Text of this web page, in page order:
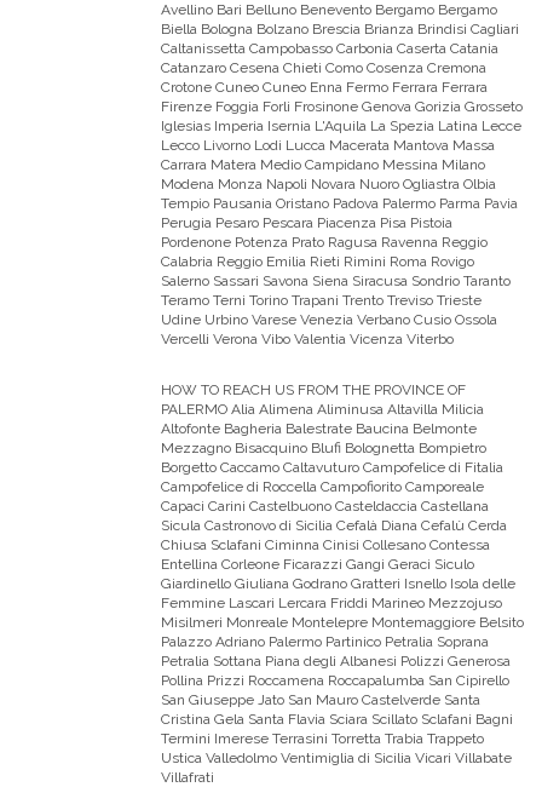
Avellino Bari Belluno Benevento Bergamo Bergamo
Biella Bologna Bolzano Brescia Brianza Brindisi Cagliari
Caltanissetta Campobasso Carbonia Caserta Catania
Catanzaro Cesena Chieti Como Cosenza Cremona
Crotone Cuneo Cuneo Enna Fermo Ferrara Ferrara
Firenze Foggia Forli Frosinone Genova Gorizia Grosseto
Iglesias Imperia Isernia L'Aquila La Spezia Latina Lecce
Lecco Livorno Lodi Lucca Macerata Mantova Massa
Carrara Matera Medio Campidano Messina Milano
Modena Monza Napoli Novara Nuoro Ogliastra Olbia
Tempio Pausania Oristano Padova Palermo Parma Pavia
Perugia Pesaro Pescara Piacenza Pisa Pistoia
Pordenone Potenza Prato Ragusa Ravenna Reggio
Calabria Reggio Emilia Rieti Rimini Roma Rovigo
Salerno Sassari Savona Siena Siracusa Sondrio Taranto
Teramo Terni Torino Trapani Trento Treviso Trieste
Udine Urbino Varese Venezia Verbano Cusio Ossola
Vercelli Verona Vibo Valentia Vicenza Viterbo
HOW TO REACH US FROM THE PROVINCE OF
PALERMO Alia Alimena Aliminusa Altavilla Milicia
Altofonte Bagheria Balestrate Baucina Belmonte
Mezzagno Bisacquino Blufi Bolognetta Bompietro
Borgetto Caccamo Caltavuturo Campofelice di Fitalia
Campofelice di Roccella Campofiorito Camporeale
Capaci Carini Castelbuono Casteldaccia Castellana
Sicula Castronovo di Sicilia Cefalà Diana Cefalù Cerda
Chiusa Sclafani Ciminna Cinisi Collesano Contessa
Entellina Corleone Ficarazzi Gangi Geraci Siculo
Giardinello Giuliana Godrano Gratteri Isnello Isola delle
Femmine Lascari Lercara Friddi Marineo Mezzojuso
Misilmeri Monreale Montelepre Montemaggiore Belsito
Palazzo Adriano Palermo Partinico Petralia Soprana
Petralia Sottana Piana degli Albanesi Polizzi Generosa
Pollina Prizzi Roccamena Roccapalumba San Cipirello
San Giuseppe Jato San Mauro Castelverde Santa
Cristina Gela Santa Flavia Sciara Scillato Sclafani Bagni
Termini Imerese Terrasini Torretta Trabia Trappeto
Ustica Valledolmo Ventimiglia di Sicilia Vicari Villabate
Villafrati